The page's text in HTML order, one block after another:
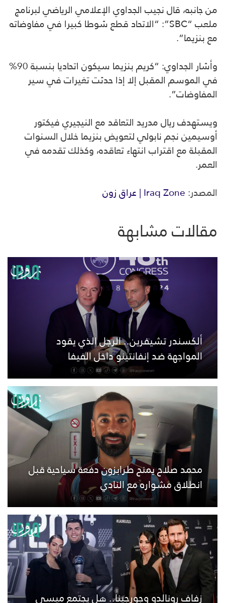
من جانبه، قال نجيب الجداوي الإعلامي الرياضي لبرنامج
ملعب “SBC”: “الاتحاد قطع شوطا كبيرا في مفاوضاته
مع بنزيما”.
وأشار الجداوي: “كريم بنزيما سيكون اتحاديا بنسبة 90%
في الموسم المقبل إلا إذا حدثت تغيرات في سير
المفاوضات”.
ويستهدف ريال مدريد التعاقد مع النيجيري فيكتور
أوسيمين نجم نابولي لتعويض بنزيما خلال السنوات
المقبلة مع اقتراب انتهاء تعاقده، وكذلك تقدمه في
العمر.
المصدر:Iraq Zone | عراق زون
مقالات مشابهة
ألكسندر تشيفرين.. الرجل الذي يقود
المواجهة ضد إنفانتينو داخل الفيفا
محمد صلاح يمنح طرابزون دفعة سياحية قبل
انطلاق مشواره مع النادي
زفاف رونالدو وجورجينا.. هل يجتمع ميسي